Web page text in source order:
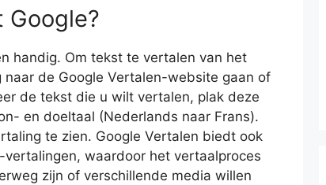
Google?
handig. Om tekst te vertalen van het
de Google Vertalen-website gaan of
de tekst die u wilt vertalen, plak deze
en doeltaal (Nederlands naar Frans).
te zien. Google Vertalen biedt ook
waardoor het vertaalproces
zijn of verschillende media willen